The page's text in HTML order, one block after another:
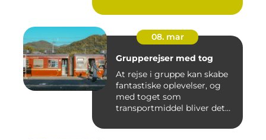
08. mar
Grupperejser med tog
At rejse i gruppe kan skabe
fantastiske oplevelser, og
med toget som
transportmiddel bliver det